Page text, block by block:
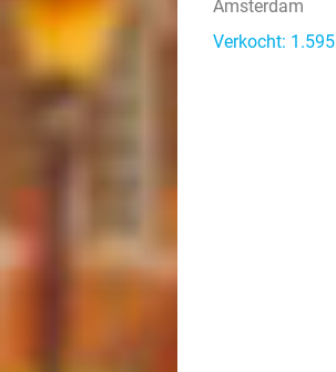
Amsterdam
Verkocht: 1.595